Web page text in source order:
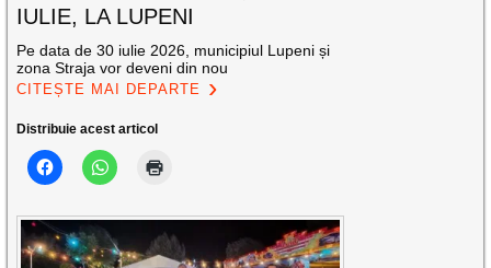
IULIE, LA LUPENI
Pe data de 30 iulie 2026, municipiul Lupeni și
zona Straja vor deveni din nou
CITEȘTE MAI DEPARTE
Distribuie acest articol